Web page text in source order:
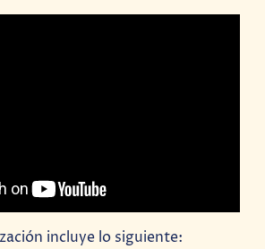
incluye lo siguiente: